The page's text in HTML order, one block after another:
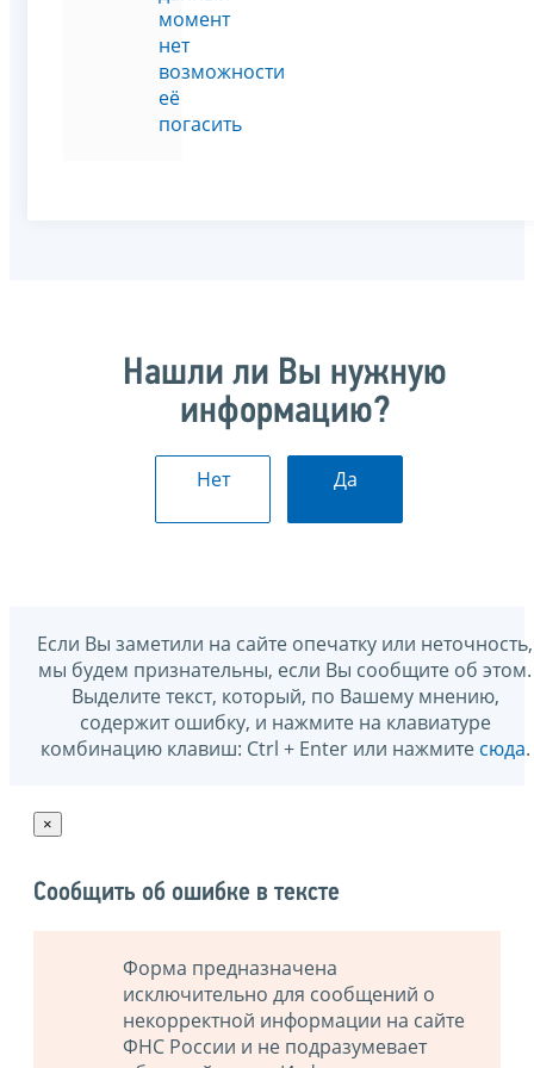
момент
нет
возможности
её
погасить
Нашли ли Вы нужную
информацию?
Нет Да
Если Вы заметили на сайте опечатку или неточность,
мы будем признательны, если Вы сообщите об этом.
Выделите текст, который, по Вашему мнению,
содержит ошибку, и нажмите на клавиатуре
комбинацию клавиш: Ctrl + Enter или нажмите сюда.
×
Сообщить об ошибке в тексте
Форма предназначена
исключительно для сообщений о
некорректной информации на сайте
ФНС России и не подразумевает